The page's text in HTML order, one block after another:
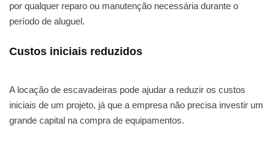
por qualquer reparo ou manutenção necessária durante o
período de aluguel.
Custos iniciais reduzidos
A locação de escavadeiras pode ajudar a reduzir os custos
iniciais de um projeto, já que a empresa não precisa investir um
grande capital na compra de equipamentos.